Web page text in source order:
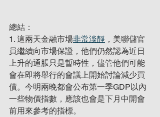
總結：
1. 這兩天金融市場非常淡靜 ，美聯儲官
員繼續向市場保證，他們仍然認為近日
上升的通脹只是暫時性，儘管他們可能
會在即將舉行的會議上開始討論減少買
債。今明兩晚都會公布第一季GDP以內
一些物價指數，應該也會是下月中開會
前用來參考的指標。